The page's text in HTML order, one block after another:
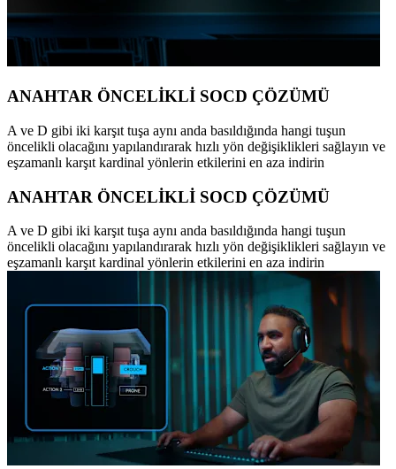
ANAHTAR ÖNCELİKLİ SOCD ÇÖZÜMÜ
A ve D gibi iki karşıt tuşa aynı anda basıldığında hangi tuşun
öncelikli olacağını yapılandırarak hızlı yön değişiklikleri sağlayın ve
eşzamanlı karşıt kardinal yönlerin etkilerini en aza indirin
ANAHTAR ÖNCELİKLİ SOCD ÇÖZÜMÜ
A ve D gibi iki karşıt tuşa aynı anda basıldığında hangi tuşun
öncelikli olacağını yapılandırarak hızlı yön değişiklikleri sağlayın ve
eşzamanlı karşıt kardinal yönlerin etkilerini en aza indirin